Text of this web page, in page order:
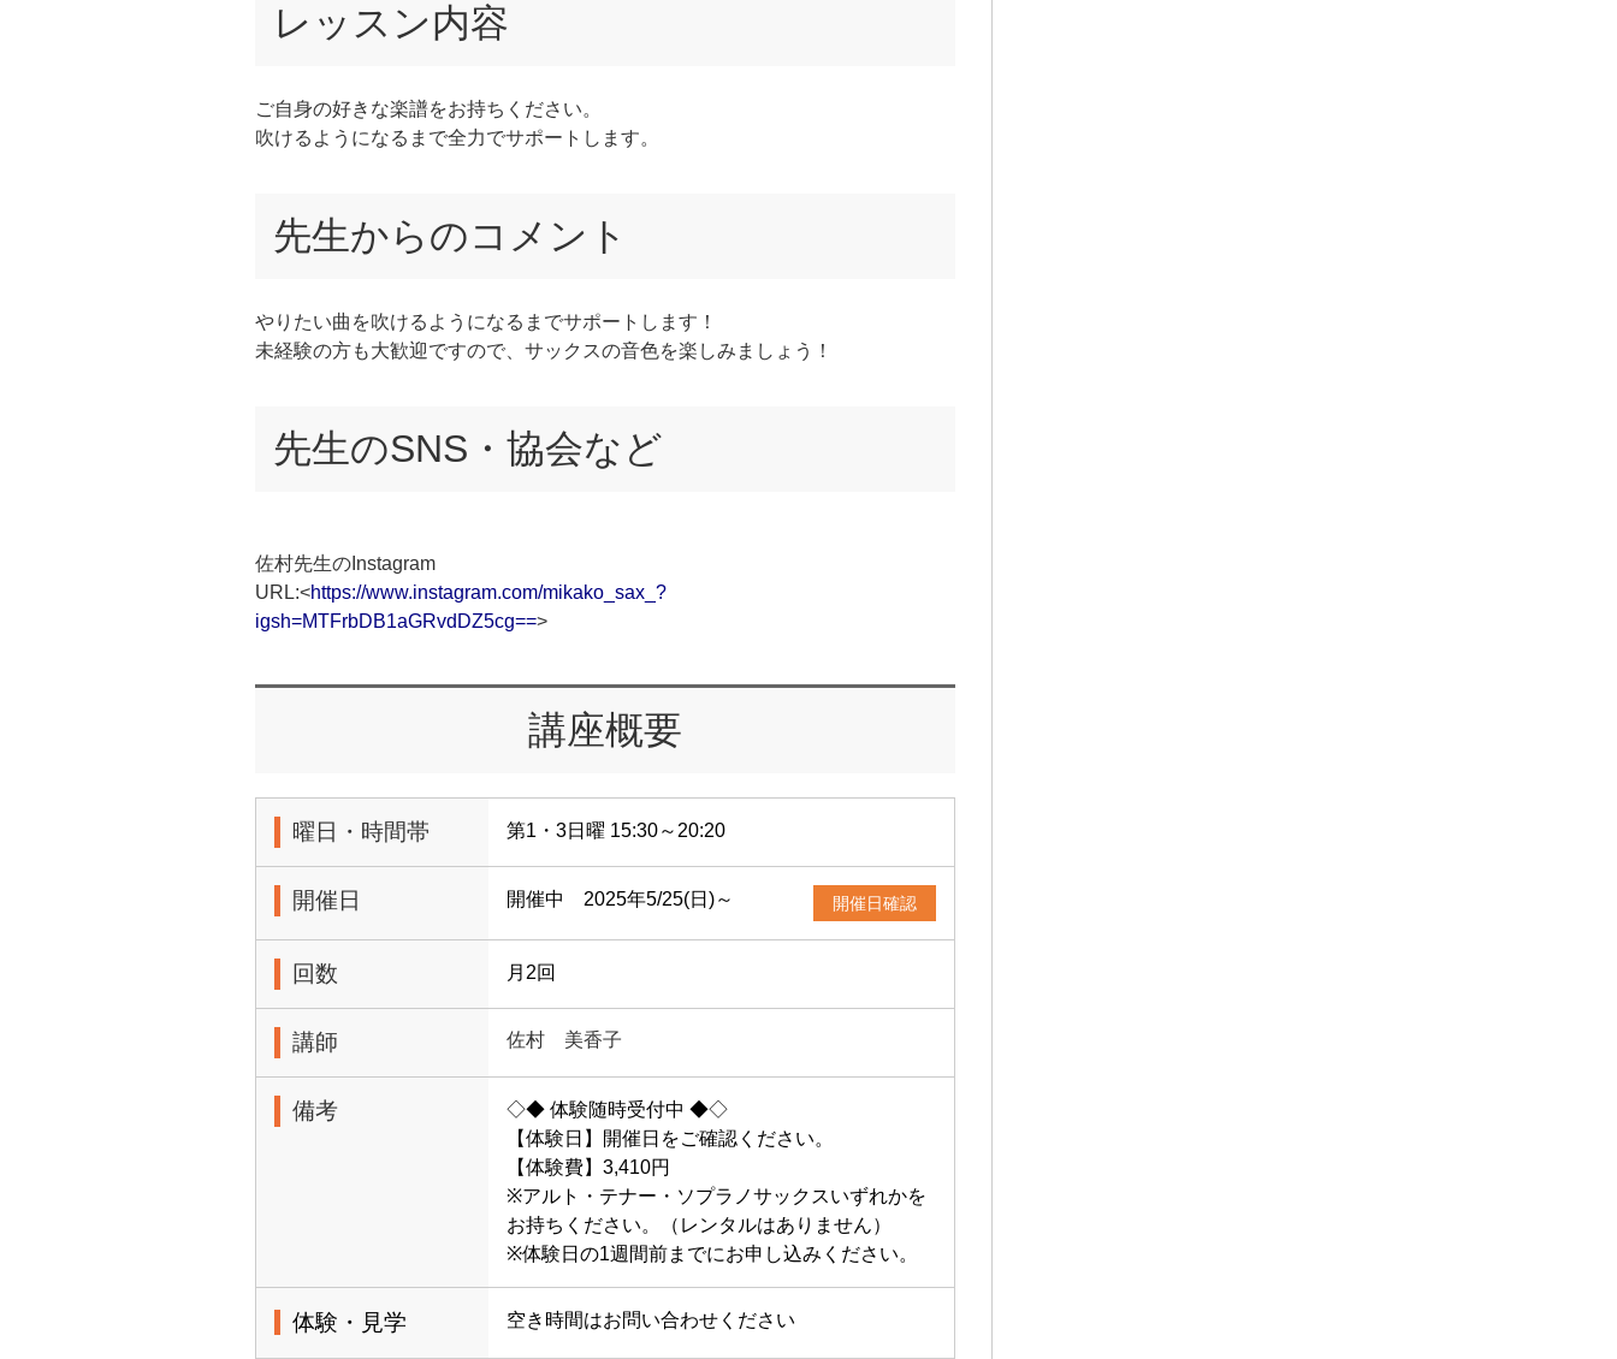
レッスン内容
ご自身の好きな楽譜をお持ちください。
吹けるようになるまで全力でサポートします。
先生からのコメント
やりたい曲を吹けるようになるまでサポートします！
未経験の方も大歓迎ですので、サックスの音色を楽しみましょう！
先生のSNS・協会など
佐村先生のInstagram
URL:<https://www.instagram.com/mikako_sax_?
igsh=MTFrbDB1aGRvdDZ5cg==>
講座概要
曜日・時間帯 第1・3日曜 15:30～20:20
開催日 開催中 2025年5/25(日)～ 開催日確認
回数 月2回
講師 佐村 美香子
備考
◇◆ 体験随時受付中 ◆◇
【体験日】開催日をご確認ください。
【体験費】3,410円
※アルト・テナー・ソプラノサックスいずれかを
お持ちください。（レンタルはありません）
※体験日の1週間前までにお申し込みください。
体験・見学 空き時間はお問い合わせください